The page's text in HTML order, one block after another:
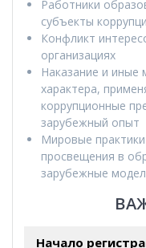
Работники
субъекты
Конфликт
организациях
Наказание и иные
характера,
коррупционные
зарубежный опыт
Мировые
просвещения в
зарубежные
Начало